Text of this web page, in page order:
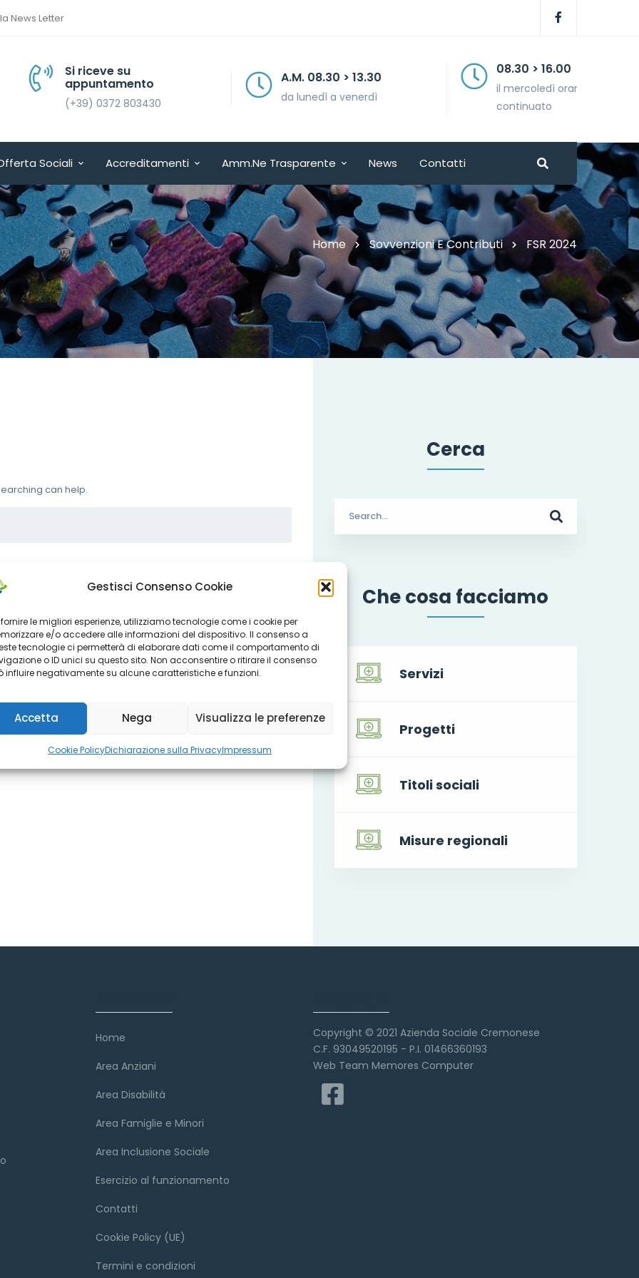
Gestisci Consenso Cookie
fornire le migliori esperienze, utilizziamo tecnologie come i cookie per
e/o accedere alle informazioni del dispositivo. Il consenso a
tecnologie ci permetterà di elaborare dati come il comportamento di
o ID unici su questo sito. Non acconsentire o ritirare il consenso
influire negativamente su alcune caratteristiche e funzioni.
Accetta Nega Visualizza le preferenze
Cookie PolicyDichiarazione sulla PrivacyImpressum
News Letter
Si riceve su
appuntamento
(+39) 0372 803430
A.M. 08.30 > 13.30
da lunedì a venerdì
08.30 > 16.00
il mercoledì orario
Sociali Accreditamenti Amm.ne Trasparente News Contatti
Home Sovvenzioni E Contributi FSR 2024
can help.
Cerca
for:
Che cosa facciamo
Servizi
Progetti
Titoli sociali
Misure regionali
Home
Area Anziani
Area Disabilità
Area Famiglie e Minori
Area Inclusione Sociale
Esercizio al funzionamento
Contatti
Cookie Policy (UE)
Termini e condizioni
Copyright © 2021 Azienda Sociale Cremonese
C.F. 93049520195 - P.I. 01466360193
Web Team Memores Computer